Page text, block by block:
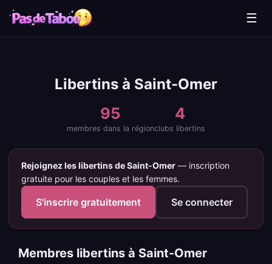
☰
Libertins à Saint-Omer
95
membres dans la région
4
clubs libertins
Rejoignez les libertins de Saint-Omer — inscription
gratuite pour les couples et les femmes.
S'inscrire gratuitement Se connecter
Membres libertins à Saint-Omer